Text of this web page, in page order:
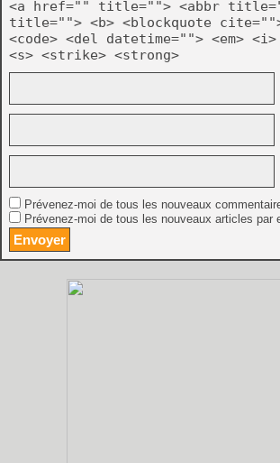
<a href="" title=""> <abbr
title=""> <b> <blockquote
<code> <del datetime=""> <em>
<s> <strike> <strong>
Prévenez-moi de tous les nouveaux
Prévenez-moi de tous les nouveaux articles par